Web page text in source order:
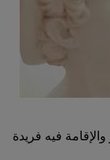
فيه فريدة